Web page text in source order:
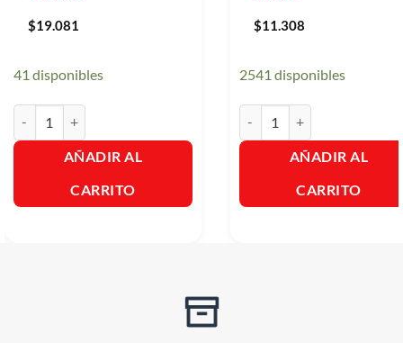
$19.081
41 disponibles
AÑADIR AL
CARRITO
$11.308
2541 disponibles
AÑADIR AL
CARRITO